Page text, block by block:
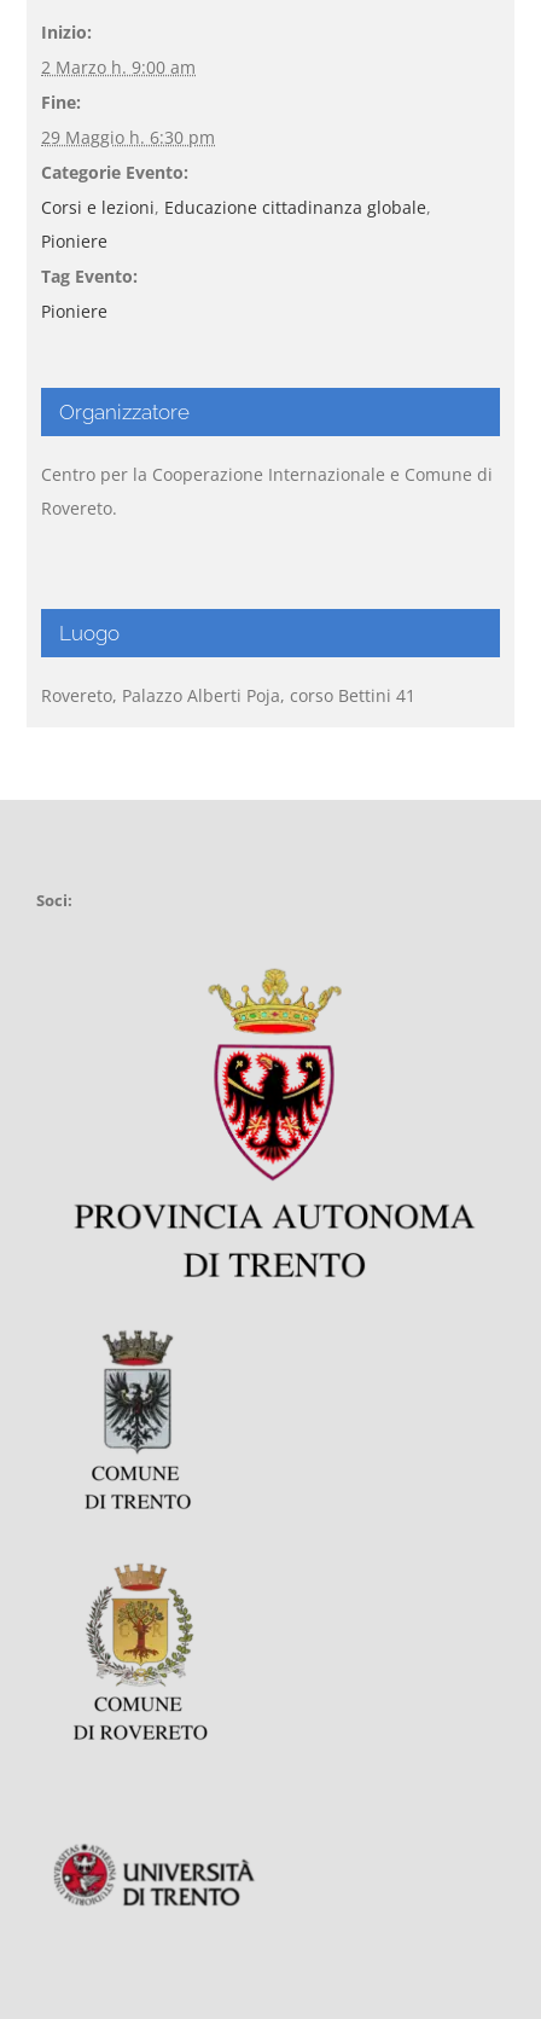
Inizio:
2 Marzo h. 9:00 am
Fine:
29 Maggio h. 6:30 pm
Categorie Evento:
Corsi e lezioni, Educazione cittadinanza globale,
Pioniere
Tag Evento:
Pioniere
Organizzatore
Centro per la Cooperazione Internazionale e Comune di
Rovereto.
Luogo
Rovereto, Palazzo Alberti Poja, corso Bettini 41
Soci: